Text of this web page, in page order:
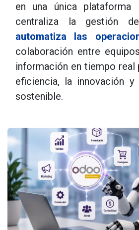
en una única plataforma
centraliza la gestión
automatiza las
colaboración entre
información en tiempo real
eficiencia, la innovación y
sostenible.